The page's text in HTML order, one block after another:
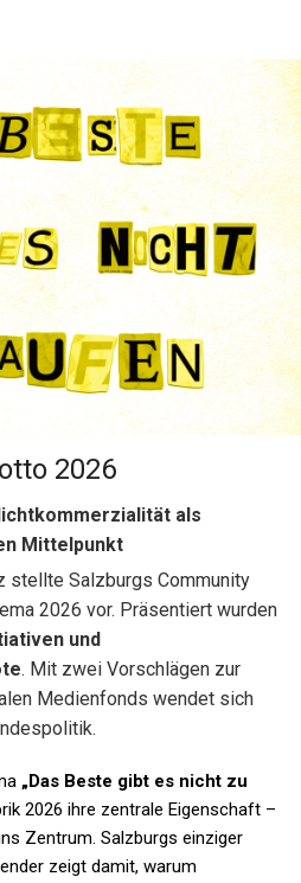
2026
als
Mittelpunkt
stellte Salzburgs Community
2026 vor. Präsentiert wurden
und
. Mit zwei Vorschlägen zur
Medienfonds wendet sich
„Das Beste gibt es nicht zu
2026 ihre zentrale Eigenschaft –
Zentrum. Salzburgs einziger
zeigt damit, warum